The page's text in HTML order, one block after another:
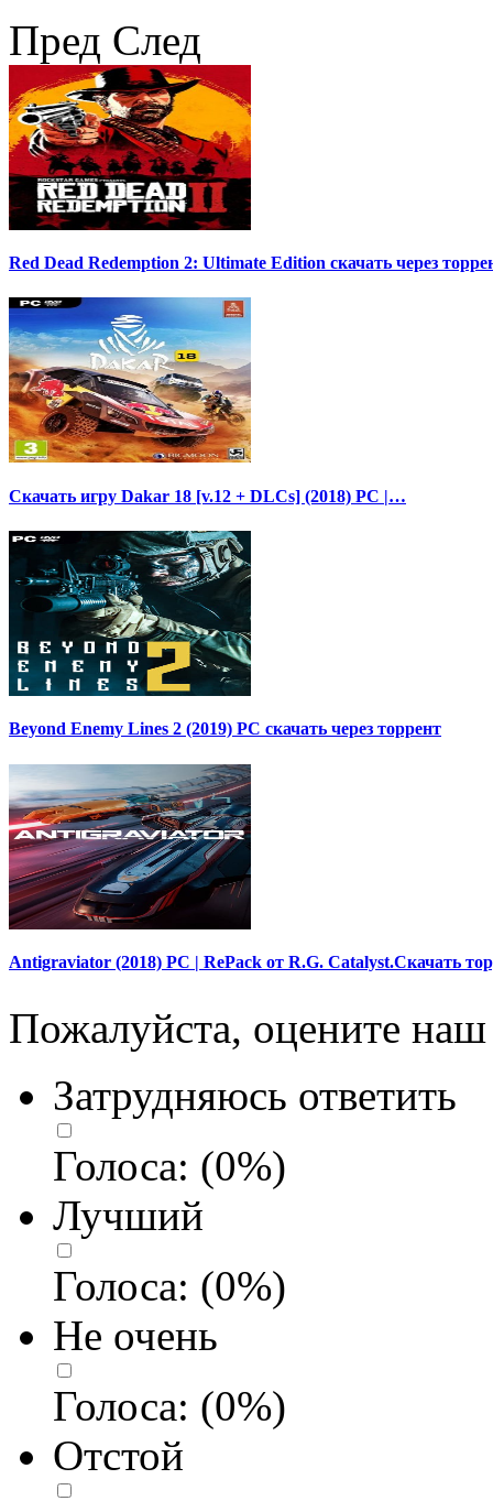
Пред След
Red Dead Redemption 2: Ultimate Edition скачать через
Скачать игру Dakar 18 [v.12 + DLCs] (2018) PC |…
Beyond Enemy Lines 2 (2019) PC скачать через торрент
Antigraviator (2018) PC | RePack от R.G. Catalyst.Скачать
Пожалуйста, оцените наш
Затрудняюсь ответить
Голоса: (0%)
Лучший
Голоса: (0%)
Не очень
Голоса: (0%)
Отстой